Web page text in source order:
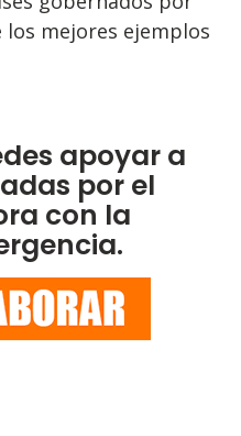
mejores ejemplos
apoyar a
por el
con la